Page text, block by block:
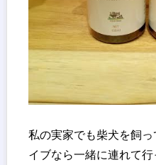
私の実家でも柴犬を飼
イブなら一緒に連れて行